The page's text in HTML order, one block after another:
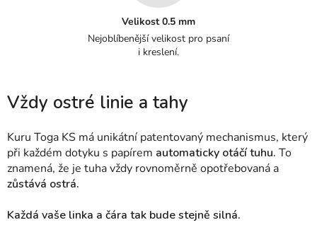
Velikost 0.5 mm
Nejoblíbenější velikost pro psaní
i kreslení.
Vždy ostré linie a tahy
Kuru Toga KS má unikátní patentovaný mechanismus, který
při každém dotyku s papírem automaticky otáčí tuhu. To
znamená, že je tuha vždy rovnoměrně opotřebovaná a
zůstává ostrá.
Každá vaše linka a čára tak bude stejně silná.